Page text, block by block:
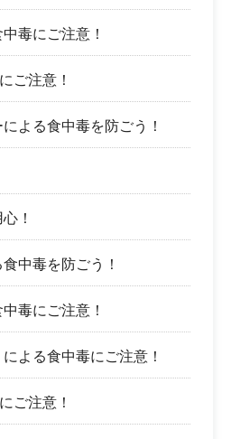
毒にご注意！
ご注意！
よる食中毒を防ごう！
！
中毒を防ごう！
毒にご注意！
よる食中毒にご注意！
ご注意！